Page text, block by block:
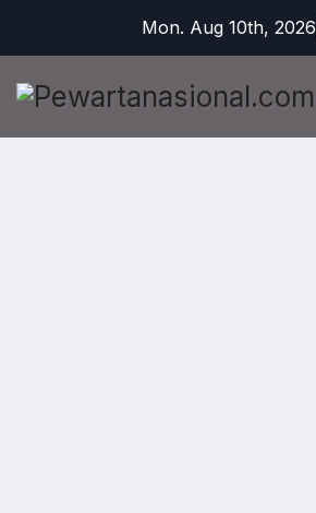
Mon. Aug 10th, 2026